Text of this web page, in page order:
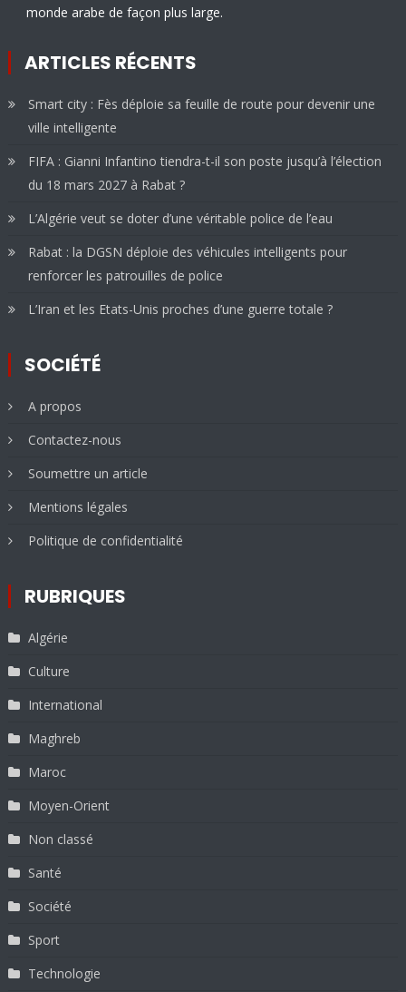
monde arabe de façon plus large.
ARTICLES RÉCENTS
Smart city : Fès déploie sa feuille de route pour devenir une
ville intelligente
FIFA : Gianni Infantino tiendra-t-il son poste jusqu’à l’élection
du 18 mars 2027 à Rabat ?
L’Algérie veut se doter d’une véritable police de l’eau
Rabat : la DGSN déploie des véhicules intelligents pour
renforcer les patrouilles de police
L’Iran et les Etats-Unis proches d’une guerre totale ?
SOCIÉTÉ
A propos
Contactez-nous
Soumettre un article
Mentions légales
Politique de confidentialité
RUBRIQUES
Algérie
Culture
International
Maghreb
Maroc
Moyen-Orient
Non classé
Santé
Société
Sport
Technologie